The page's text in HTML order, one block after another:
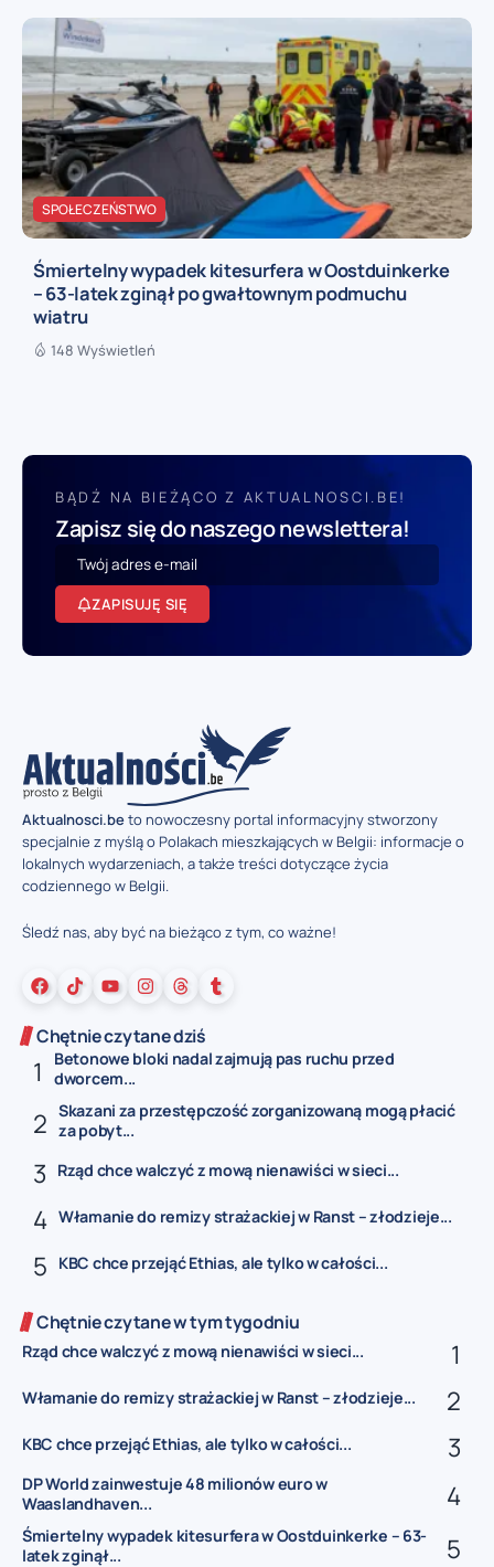
SPOŁECZEŃSTWO
Śmiertelny wypadek kitesurfera w Oostduinkerke
– 63-latek zginął po gwałtownym podmuchu
wiatru
148 Wyświetleń
BĄDŹ NA BIEŻĄCO Z AKTUALNOSCI.BE!
Zapisz się do naszego newslettera!
ZAPISUJĘ SIĘ
Aktualnosci.beto nowoczesny portal informacyjny stworzony
specjalnie z myślą o Polakach mieszkających w Belgii: informacje o
lokalnych wydarzeniach, a także treści dotyczące życia
codziennego w Belgii.
Śledź nas, aby być na bieżąco z tym, co ważne!
Chętnie czytane dziś
Betonowe bloki nadal zajmują pas ruchu przed
dworcem...
Skazani za przestępczość zorganizowaną mogą płacić
za pobyt...
Rząd chce walczyć z mową nienawiści w sieci...
Włamanie do remizy strażackiej w Ranst – złodzieje...
KBC chce przejąć Ethias, ale tylko w całości...
Chętnie czytane w tym tygodniu
Rząd chce walczyć z mową nienawiści w sieci...
Włamanie do remizy strażackiej w Ranst – złodzieje...
KBC chce przejąć Ethias, ale tylko w całości...
DP World zainwestuje 48 milionów euro w
Waaslandhaven...
Śmiertelny wypadek kitesurfera w Oostduinkerke – 63-
latek zginął...